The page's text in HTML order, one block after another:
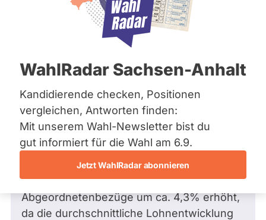
Bremen
Hamburg
Mecklenburg-Vorpommern
Nordrhein-Westfalen
Saarland
Sachsen
Sachsen-Anhalt
Sachsen-Anhalt
Schleswig-Holstein
Thüringen
Archiv
Über uns
WahlRadar Sachsen-Anhalt
Kandidierende checken, Positionen
vergleichen, Antworten finden:
Mit unserem Wahl-Newsletter bist du
gut informiert für die Wahl am 6.9.
Jetzt WahlRadar abonnieren
10.06.2026
Warum gilt der Mechanismus der
automatischen Diätenerhöhung in
Abhängigkeit der Lohnentwicklung für
Landesabgeordnete (4,3% für 2026),
aber nicht für Landesbeamte
(Verfassungsgerichtsurteil)?
Sehr geehrter Herr Optendrenk,
diesen Sommer werden die Renten und
Abgeordnetenbezüge um ca. 4,3% erhöht,
da die durchschnittliche Lohnentwicklung